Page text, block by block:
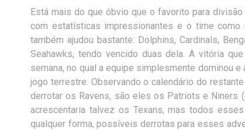
Está mais do que óbvio que o favorito para divisão
com estatísticas impressionantes e o time como
também ajudou bastante: Dolphins, Cardinals,
Seahawks, tendo vencido duas dela. A vitória
semana, no qual a equipe simplesmente dominou
jogo terrestre. Observando o calendário do
derrotar os Ravens, são eles os Patriots e Niners
acrescentaria talvez os Texans, mas todos
qualquer forma, possíveis derrotas para esses